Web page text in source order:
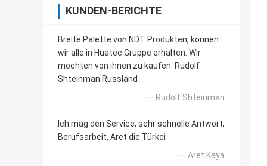
KUNDEN-BERICHTE
Breite Palette von NDT Produkten, können
wir alle in Huatec Gruppe erhalten. Wir
möchten von ihnen zu kaufen. Rudolf
Shteinman Russland
—— Rudolf Shteinman
Ich mag den Service, sehr schnelle Antwort,
Berufsarbeit. Aret die Türkei
—— Aret Kaya